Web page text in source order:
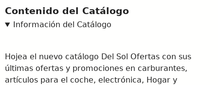
Contenido del Catálogo
Información del Catálogo
Hojea el nuevo catálogo Del Sol Ofertas con sus
últimas ofertas y promociones en carburantes,
artículos para el coche, electrónica, Hogar y